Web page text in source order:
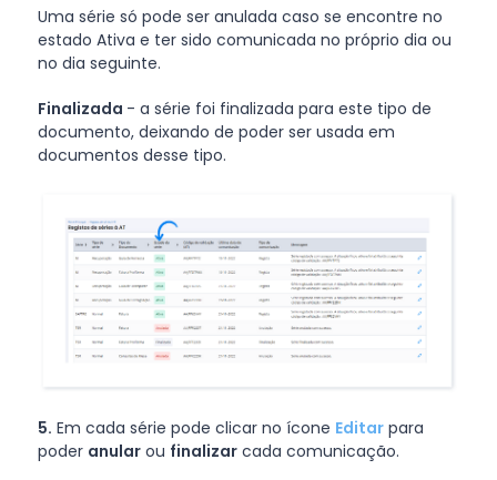
Uma série só pode ser anulada caso se encontre no
estado Ativa e ter sido comunicada no próprio dia ou
no dia seguinte.
Finalizada - a série foi finalizada para este tipo de
documento, deixando de poder ser usada em
documentos desse tipo.
5. Em cada série pode clicar no ícone Editarpara
poder anularou finalizarcada comunicação.